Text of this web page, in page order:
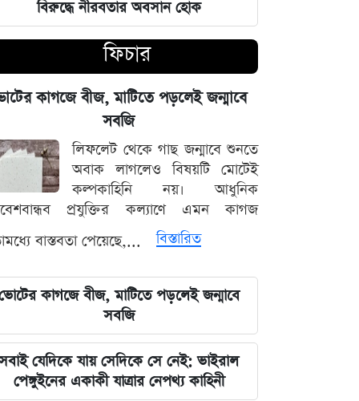
রিজভী
বাংলাদেশ আর কোনো দেশের 'ক্লায়েন্ট স্টেট'
থাকবে না: পররাষ্ট্রমন্ত্রী ড. খলিলুর রহমান
এক ক্লিকেই ফোন-ল্যাপটপের নিয়ন্ত্রণ নিচ্ছে
হ্যাকাররা, পপ-আপ আপডেট নিয়ে কড়া
হুঁশিয়ারি
চাঁদের পৃষ্ঠে ফ্যালকন-৯ রকেটের
অনাকাঙ্ক্ষিত আঘাত
হতে পারে না: ভারপ্রাপ্ত রাষ্ট্রপতি হাফিজ
উদ্দিন
জুলাই স্মৃতি জাদুঘর উদ্বোধন করলেন
প্রধানমন্ত্রী তারেক রহমান
বিরুদ্ধে নীরবতার অবসান হোক
ফিচার
কাগজে বীজ, মাটিতে পড়লেই জন্মাবে
সবজি
লিফলেট থেকে গাছ জন্মাবে শুনতে
অবাক লাগলেও বিষয়টি মোটেই
কল্পকাহিনি নয়। আধুনিক
প্রযুক্তির কল্যাণে এমন কাগজ
বাস্তবতা পেয়েছে,...
বিস্তারিত
কাগজে বীজ, মাটিতে পড়লেই জন্মাবে
সবজি
যেদিকে যায় সেদিকে সে নেই: ভাইরাল
পেঙ্গুইনের একাকী যাত্রার নেপথ্য কাহিনী